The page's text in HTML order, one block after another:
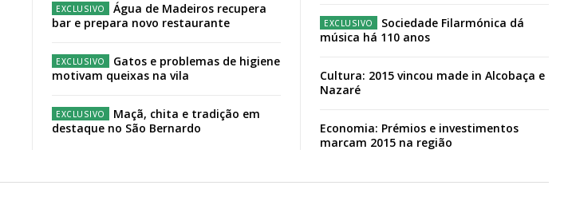
Água de Madeiros recupera
bar e prepara novo restaurante
Gatos e problemas de higiene
motivam queixas na vila
Maçã, chita e tradição em
destaque no São Bernardo
Sociedade Filarmónica dá
música há 110 anos
Cultura: 2015 vincou made in Alcobaça e
Nazaré
Economia: Prémios e investimentos
marcam 2015 na região